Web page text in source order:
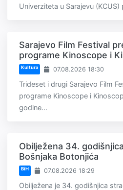
Univerziteta u Sarajevu
Sarajevo Film Festival
programe Kinoscope i
Kultura 07.08.2026 18:30
Trideset i drugi Sarajevo Film
programe Kinoscope i
godine...
Obilježena 34.
Bošnjaka Botonjića
BiH 07.08.2026 18:29
Obilježena je 34. godišnjica